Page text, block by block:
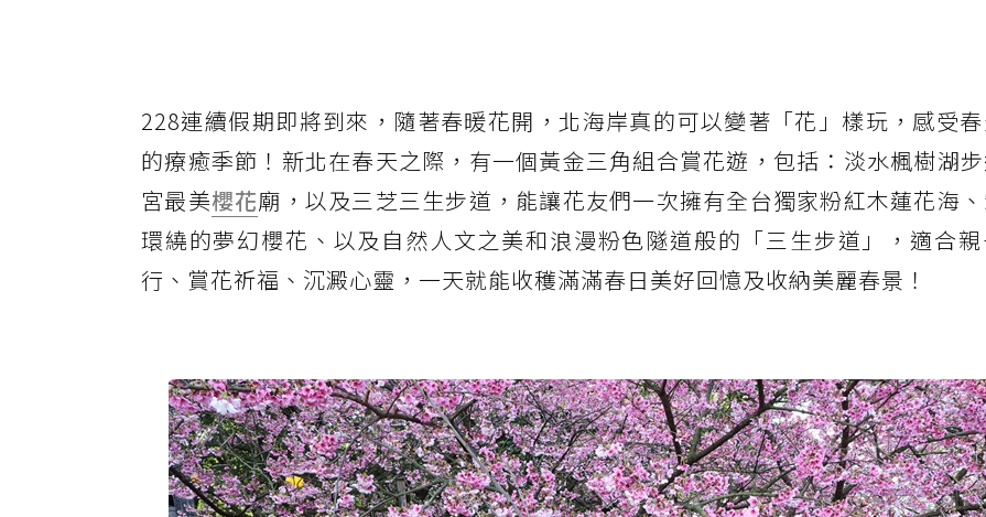
228連續假期即將到來，隨著春暖花開，北海岸真的可以變著「花」樣玩，感受
的療癒季節！新北在春天之際，有一個黃金三角組合賞花遊，包括：淡水楓樹湖
宮最美櫻花廟，以及三芝三生步道，能讓花友們一次擁有全台獨家粉紅木蓮花海
環繞的夢幻櫻花、以及自然人文之美和浪漫粉色隧道般的「三生步道」，適合
行、賞花祈福、沉澱心靈，一天就能收穫滿滿春日美好回憶及收納美麗春景！